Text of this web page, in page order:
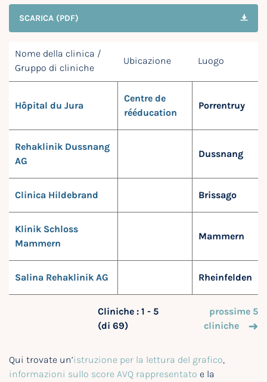
SCARICA (PDF)
Nome della clinica /
Gruppo di cliniche
Ubicazione Luogo
Hôpital du Jura
Centre de
rééducation
Porrentruy
Rehaklinik Dussnang
AG
Dussnang
Clinica Hildebrand Brissago
Klinik Schloss
Mammern
Mammern
Salina Rehaklinik AG Rheinfelden
Cliniche : 1 - 5
(di 69)
prossime 5
cliniche
Qui trovate un’istruzione per la lettura del grafico,
informazioni sullo score AVQ rappresentato e la